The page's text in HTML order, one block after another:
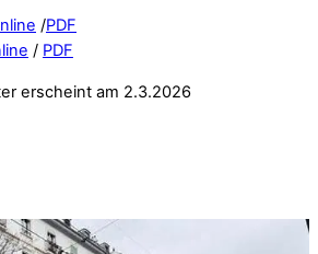
/PDF
/ PDF
erscheint am 2.3.2026